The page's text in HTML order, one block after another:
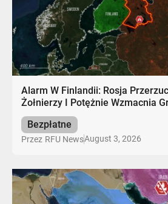
Alarm W Finlandii: Rosja
Żołnierzy I Potężnie Wzmacnia
Bezpłatne
Przez RFU NewsAugust 3, 2026